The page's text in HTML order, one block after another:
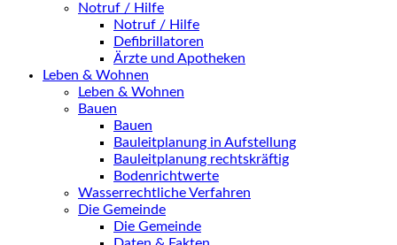
Notruf / Hilfe
Notruf / Hilfe
Defibrillatoren
Ärzte und Apotheken
Leben & Wohnen
Leben & Wohnen
Bauen
Bauen
Bauleitplanung in Aufstellung
Bauleitplanung rechtskräftig
Bodenrichtwerte
Wasserrechtliche Verfahren
Die Gemeinde
Die Gemeinde